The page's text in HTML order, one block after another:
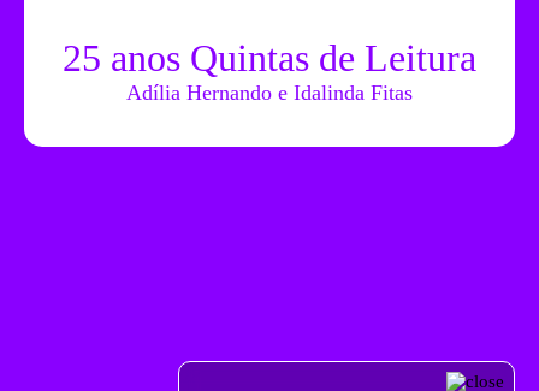
25 anos Quintas de Leitura
Adília Hernando e Idalinda Fitas